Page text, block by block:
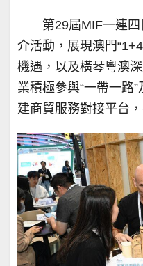
第29屆MIF一連
介活動，展現澳門
機遇，以及橫琴粵澳
業積極參與“一帶一路
建商貿服務對接平台